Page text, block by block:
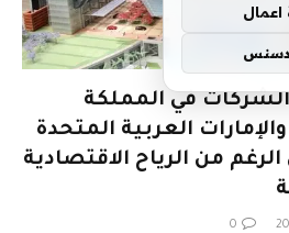
الشركات في المملكة
العربية المتحدة
من الرياح الاقتصادية
0
اعمال